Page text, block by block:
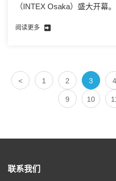
（INTEX Osaka）盛大开幕
方案亮相，助力汽车、电子
阅读更多
< 1 2 3 4
9 10
联系我们